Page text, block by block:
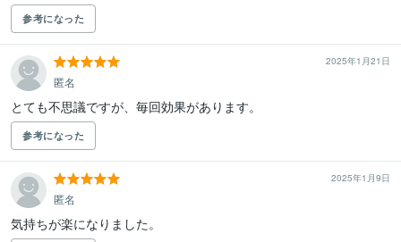
参考になった
2025年1月21日
匿名
とても不思議ですが、毎回効果があります。
参考になった
2025年1月9日
匿名
気持ちが楽になりました。